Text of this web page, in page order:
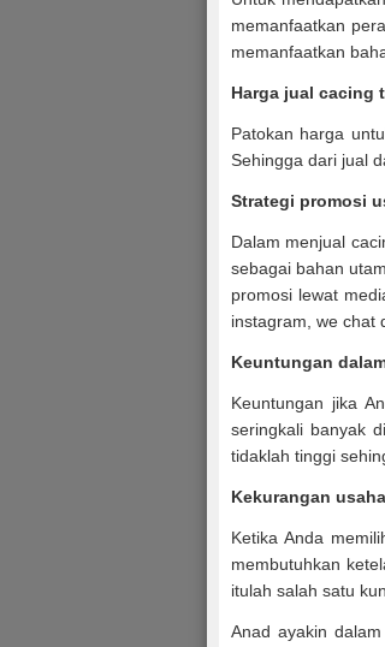
memanfaatkan
memanfaatkan
Harga jual cacing
Patokan harga
Sehingga dari jual
Strategi promosi
Dalam menjual
sebagai bahan
promosi lewat
instagram, we chat
Keuntungan
Keuntungan jika
seringkali banyak
tidaklah tinggi
Kekurangan
Ketika Anda
membutuhkan
itulah salah satu
Anad ayakin